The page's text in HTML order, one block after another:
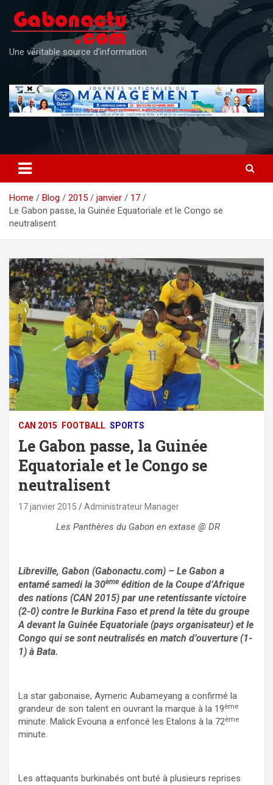
content
Une véritable source d'information
Home Blog 2015 janvier
17
Le Gabon passe, la Guinée Equatoriale et le Congo se
neutralisent
CAN 2015 FOOTBALL SPORTS
Le Gabon passe, la Guinée
Equatoriale et le Congo se
neutralisent
17 janvier 2015 Administrateur Manager
Les Panthères du Gabon en extase @ DR
Libreville, Gabon (Gabonactu.com) – Le Gabon a
entamé samedi la 30ème édition de la Coupe d’Afrique
des nations (CAN 2015) par une retentissante victoire
(2-0) contre le Burkina Faso et prend la tête du groupe
A devant la Guinée Equatoriale (pays organisateur) et le
Congo qui se sont neutralisés en match d’ouverture (1-
1) à Bata.
La star gabonaise, Aymeric Aubameyang a confirmé la
grandeur de son talent en ouvrant la marque à la 19ème
minute. Malick Evouna a enfoncé les Etalons à la 72ème
minute.
Les attaquants burkinabés ont buté à plusieurs reprises